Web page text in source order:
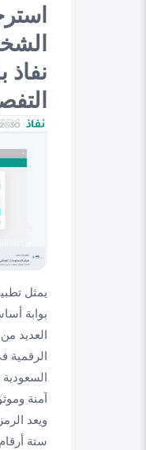
يمثل
بوابة
العديد
الرقمية
آمنة
ويعد
ستة